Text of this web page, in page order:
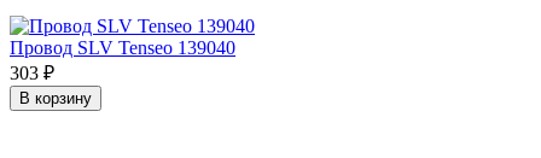
Провод SLV Tenseo 139040
303 ₽
В корзину